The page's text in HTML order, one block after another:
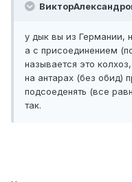
у дык вы из Германии,
а с присоединением
называется это
на антарах (без обид)
подсоеденять (все
так.